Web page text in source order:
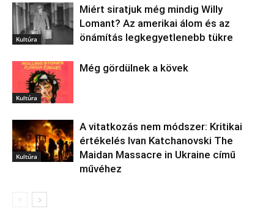
Kultúra
Miért siratjuk még mindig Willy
Lomant? Az amerikai álom és az
önámítás legkegyetlenebb tükre
Kultúra
Még gördülnek a kövek
Kultúra
A vitatkozás nem módszer: Kritikai
értékelés Ivan Katchanovski The
Maidan Massacre in Ukraine című
művéhez